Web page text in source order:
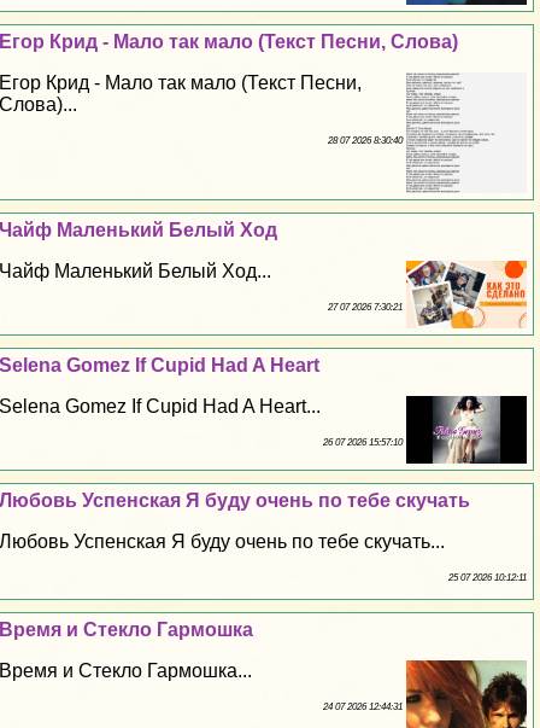
Егор Крид - Мало так мало (Текст Песни, Слова)
Егор Крид - Мало так мало (Текст Песни,
Слова)...
28 07 2026 8:30:40
Чайф Маленький Белый Ход
Чайф Маленький Белый Ход...
27 07 2026 7:30:21
Selena Gomez If Cupid Had A Heart
Selena Gomez If Cupid Had A Heart...
26 07 2026 15:57:10
Любовь Успенская Я буду очень по тебе скучать
Любовь Успенская Я буду очень по тебе скучать...
25 07 2026 10:12:11
Время и Стекло Гармошка
Время и Стекло Гармошка...
24 07 2026 12:44:31